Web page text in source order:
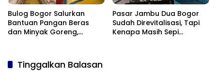
Bulog Bogor Salurkan
Bantuan Pangan Beras
dan Minyak Goreng,
Pasar Jambu Dua Bogor
Sudah Direvitalisasi, Tapi
Kenapa Masih Sepi
Tinggalkan Balasan